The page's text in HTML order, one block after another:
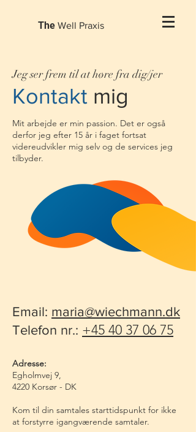
The Well Praxis
Jeg ser frem til at høre fra dig/jer
Kontakt mig
Mit arbejde er min passion. Det er også
derfor jeg efter 15 år i faget fortsat
videreudvikler mig selv og de services jeg
tilbyder.
Email: maria@wiechmann.dk
Telefon nr.: +45 40 37 06 75
Adresse:
Egholmvej 9,
4220 Korsør - DK
Kom til din samtales starttidspunkt for ikke
at forstyrre igangværende samtaler.